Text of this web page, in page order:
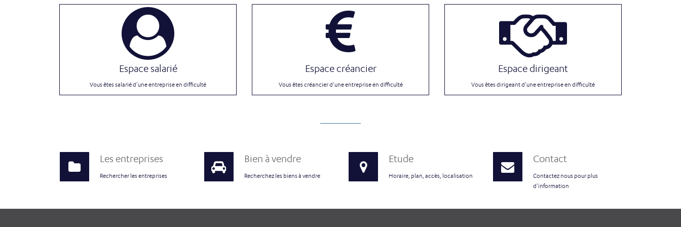
Espace salarié
Vous êtes salarié d'une entreprise en difficulté
Espace créancier
Vous êtes créancier d'une entreprise en difficulté
Espace dirigeant
Vous êtes dirigeant d'une entreprise en difficulté
Les entreprises
Rechercher les entreprises
Bien à vendre
Recherchez les biens à vendre
Etude
Horaire, plan, accès, localisation
Contact
Contactez nous pour plus
d'information